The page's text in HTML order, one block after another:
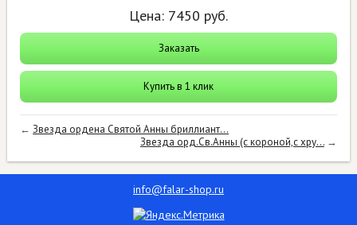
Цена: 7450 руб.
Заказать
Купить в 1 клик
←Звезда ордена Святой Анны бриллиант...
Звезда орд.Св.Анны (с короной,с хру...→
info@falar-shop.ru